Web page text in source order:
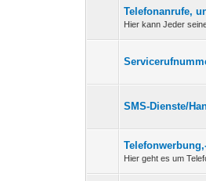
Telefonanrufe,
Hier kann Jeder
SMS-Dienste/
Hier geht es um